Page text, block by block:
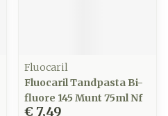
Fluocaril
Fluocaril Tandpasta Bi-
fluore 145 Munt 75ml Nf
€ 7,49